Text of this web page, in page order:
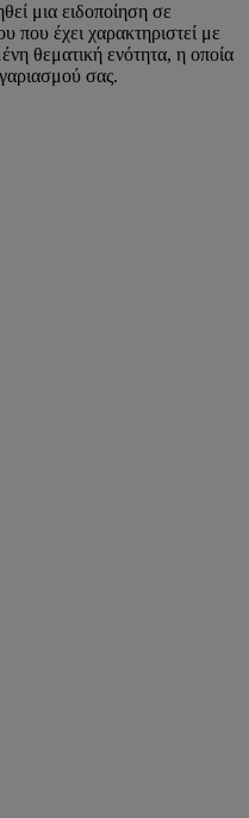
μια ειδοποίηση σε
που έχει χαρακτηριστεί με
θεματική ενότητα, η οποία
σας.